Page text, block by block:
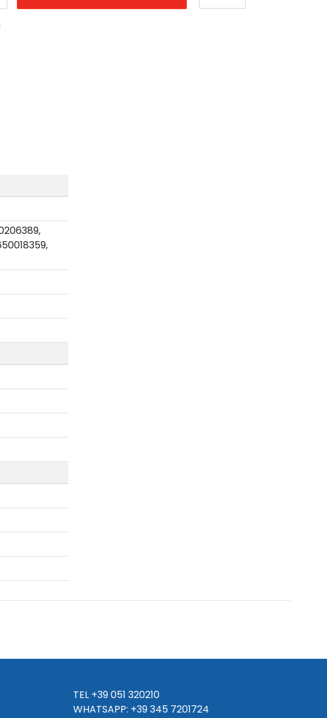
TEL +39 051 320210
WHATSAPP: +39345 7201724